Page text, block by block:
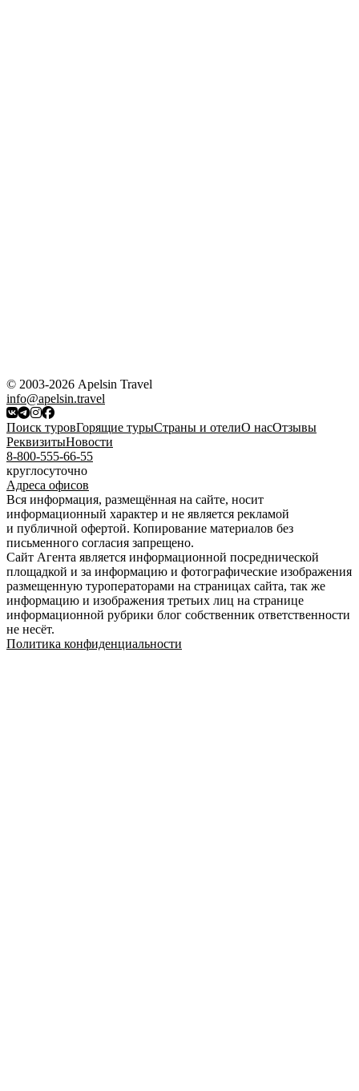
© 2003-2026 Apelsin Travel
info@apelsin.travel
Поиск туровГорящие турыСтраны и отелиО насОтзывы
РеквизитыНовости
8-800-555-66-55
круглосуточно
Адреса офисов
Вся информация, размещённая на сайте, носит
информационный характер и не является рекламой
и публичной офертой. Копирование материалов без
письменного согласия запрещено.
Сайт Агента является информационной посреднической
площадкой и за информацию и фотографические изображения
размещенную туроператорами на страницах сайта, так же
информацию и изображения третьих лиц на странице
информационной рубрики блог собственник ответственности
не несёт.
Политика конфиденциальности